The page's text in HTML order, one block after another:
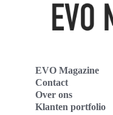
EVO Magazine
Contact
Over ons
Klanten portfolio